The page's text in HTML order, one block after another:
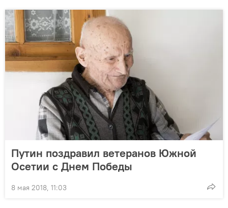
Путин поздравил ветеранов Южной
Осетии с Днем Победы
8 мая 2018, 11:03